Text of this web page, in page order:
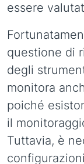
essere
questione di
degli
monitora
poiché
il
Tuttavia, è